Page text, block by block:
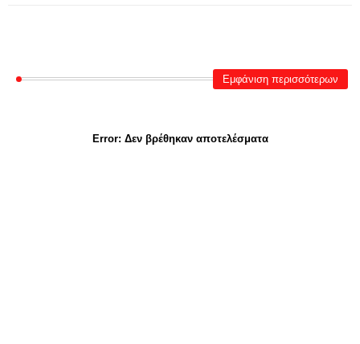
Εμφάνιση περισσότερων
Error: Δεν βρέθηκαν αποτελέσματα